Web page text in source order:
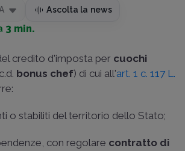
Ascolta la news
3 min.
credito d'imposta per cuochi
bonus chef) di cui all'art. 1 c. 117 L.
o stabiliti del territorio dello Stato;
con regolare contratto di